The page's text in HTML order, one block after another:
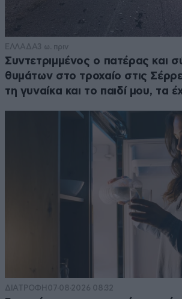
ΕΛΛΑΔΑ3 ω. πριν
Συντετριμμένος ο πατέρας και
θυμάτων στο τροχαίο στις
τη γυναίκα και το παιδί μου, τα
ΔΙΑΤΡΟΦΗ 07·08·2026 08:32